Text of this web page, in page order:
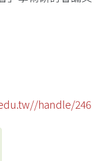
handle/246